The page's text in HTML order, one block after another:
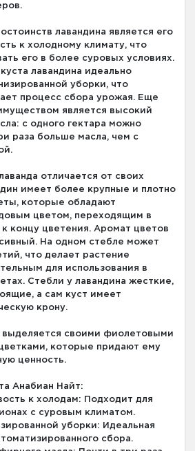
лавандина является его
к холодному климату, что
его в более суровых условиях.
лавандина идеально
уборки, что
процесс сбора урожая. Еще
является высокий
с одного гектара можно
раза больше масла, чем с
отличается от своих
имеет более крупные и плотно
которые обладают
цветом, переходящим в
концу цветения. Аромат цветов
На одном стебле может
что делает растение
для использования в
Стебли у лавандина жесткие,
а сам куст имеет
крону.
выделяется своими фиолетовыми
которые придают ему
ценность.
Анабиан Найт:
к холодам: Подходит для
с суровым климатом.
уборки: Идеальная
сбора.